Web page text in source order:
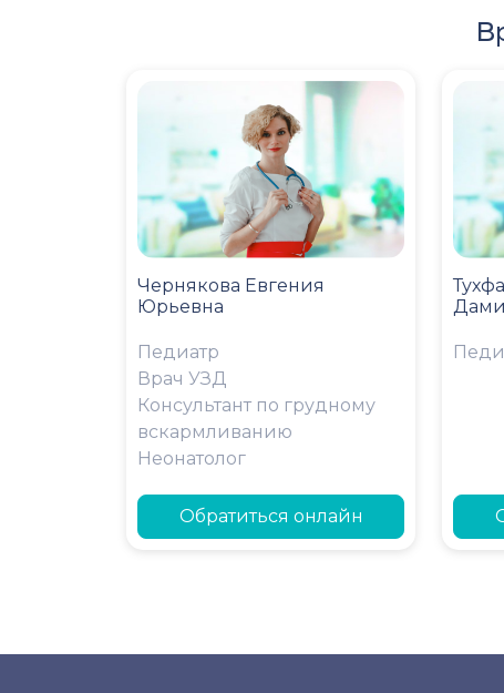
Чернякова Евгения
Юрьевна
Педиатр
Врач УЗД
Консультант по грудному
вскармливанию
Неонатолог
Обратиться онлайн